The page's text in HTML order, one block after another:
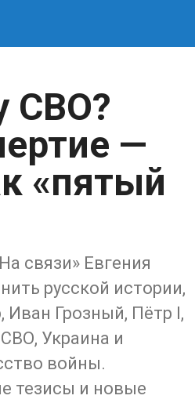
СВО?
—
«пятый
связи» Евгения
русской истории,
Иван Грозный, Пётр I,
Украина и
войны.
тезисы и новые